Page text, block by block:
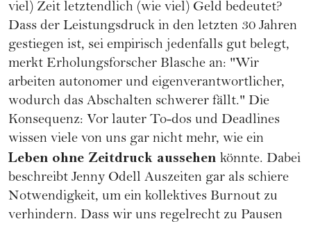
viel) Zeit letztendlich (wie viel) Geld bedeutet?
Dass der Leistungsdruck in den letzten 30 Jahren
gestiegen ist, sei empirisch jedenfalls gut belegt,
merkt Erholungsforscher Blasche an: "Wir
arbeiten autonomer und eigenverantwortlicher,
wodurch das Abschalten schwerer fällt." Die
Konsequenz: Vor lauter To-dos und Deadlines
wissen viele von uns gar nicht mehr, wie ein
Leben ohne Zeitdruck aussehen könnte. Dabei
beschreibt Jenny Odell Auszeiten gar als schiere
Notwendigkeit, um ein kollektives Burnout zu
verhindern. Dass wir uns regelrecht zu Pausen